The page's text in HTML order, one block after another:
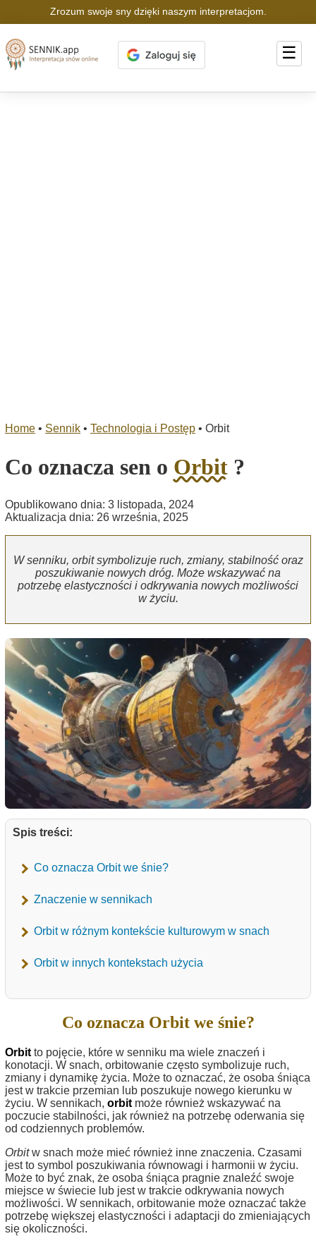
Zrozum swoje sny dzięki naszym interpretacjom.
☰
Home • Sennik • Technologia i Postęp • Orbit
Co oznacza sen o Orbit ?
Opublikowano dnia: 3 listopada, 2024
Aktualizacja dnia: 26 września, 2025
W senniku, orbit symbolizuje ruch, zmiany, stabilność oraz
poszukiwanie nowych dróg. Może wskazywać na
potrzebę elastyczności i odkrywania nowych możliwości
w życiu.
Spis treści:
Co oznacza Orbit we śnie?
Znaczenie w sennikach
Orbit w różnym kontekście kulturowym w snach
Orbit w innych kontekstach użycia
Co oznacza Orbit we śnie?
Orbit to pojęcie, które w senniku ma wiele znaczeń i
konotacji. W snach, orbitowanie często symbolizuje ruch,
zmiany i dynamikę życia. Może to oznaczać, że osoba śniąca
jest w trakcie przemian lub poszukuje nowego kierunku w
życiu. W sennikach, orbit może również wskazywać na
poczucie stabilności, jak również na potrzebę oderwania się
od codziennych problemów.
Orbitw snach może mieć również inne znaczenia. Czasami
jest to symbol poszukiwania równowagi i harmonii w życiu.
Może to być znak, że osoba śniąca pragnie znaleźć swoje
miejsce w świecie lub jest w trakcie odkrywania nowych
możliwości. W sennikach, orbitowanie może oznaczać także
potrzebę większej elastyczności i adaptacji do zmieniających
się okoliczności.